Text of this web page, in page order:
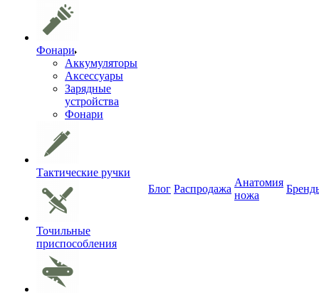
Фонари
Аккумуляторы
Аксессуары
Зарядные
устройства
Фонари
Тактические ручки
Точильные
приспособления
Блог Распродажа
Анатомия
ножа